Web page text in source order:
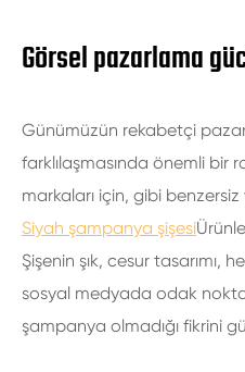
Görsel pazarlama
Günümüzün rekabetçi
farklılaşmasında önemli bir
markaları için, gibi
Siyah şampanya şişesi
Şişenin şık, cesur tasarımı,
sosyal medyada odak
şampanya olmadığı fikrini